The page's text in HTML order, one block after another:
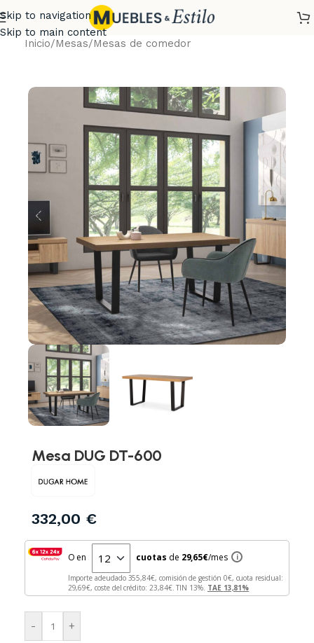
Skip to navigation
Skip to main content
Inicio/Mesas/Mesas de comedor
Mesa DUG DT-600
332,00 €
O en cuotas de 29,65€/mes i
Importe adeudado 355,84 €, comisión de gestión 0
€, cuota residual:
29,69
€, coste del crédito: 23,84€. TIN 13%. TAE 13,81%
- +